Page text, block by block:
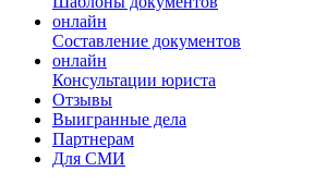
онлайн
Составление документов
онлайн
Консультации юриста
Отзывы
Выигранные дела
Партнерам
Для СМИ